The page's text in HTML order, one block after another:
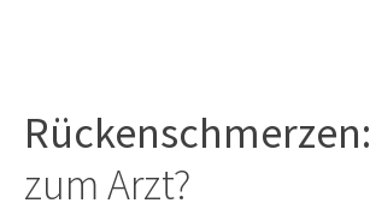
Rückenschmerzen:
zum Arzt?